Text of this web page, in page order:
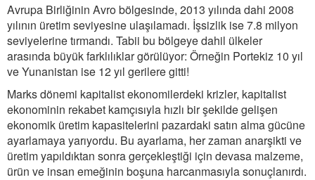
Avrupa Birliğinin Avro bölgesinde, 2013 yılında dahi 2008
yılının üretim seviyesine ulaşılamadı. İşsizlik ise 7.8 milyon
seviyelerine tırmandı. Tabii bu bölgeye dahil ülkeler
arasında büyük farklılıklar görülüyor: Örneğin Portekiz 10 yıl
ve Yunanistan ise 12 yıl gerilere gitti!
Marks dönemi kapitalist ekonomilerdeki krizler, kapitalist
ekonominin rekabet kamçısıyla hızlı bir şekilde gelişen
ekonomik üretim kapasitelerini pazardaki satın alma gücüne
ayarlamaya yarıyordu. Bu ayarlama, her zaman anarşikti ve
üretim yapıldıktan sonra gerçekleştiği için devasa malzeme,
ürün ve insan emeğinin boşuna harcanmasıyla sonuçlanırdı.